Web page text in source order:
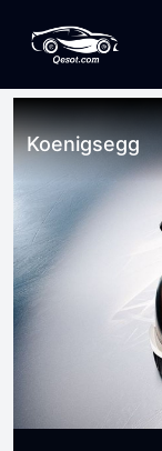
Koenigsegg